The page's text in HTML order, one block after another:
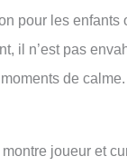
pour les enfants
il n’est pas
de calme.
joueur et